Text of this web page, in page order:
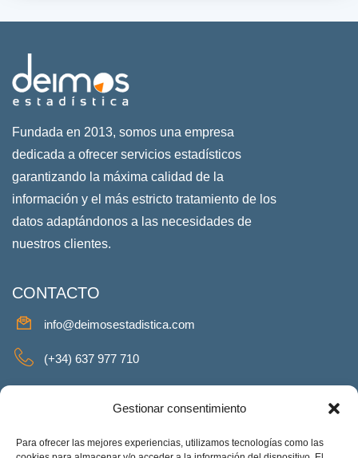
Gestionar consentimiento
Para ofrecer las mejores experiencias, utilizamos tecnologías como las
Fundada en 2013, somos una empresa
dedicada a ofrecer servicios estadísticos
garantizando la máxima calidad de la
información y el más estricto tratamiento de los
datos adaptándonos a las necesidades de
nuestros clientes.
CONTACTO
info@deimosestadistica.com
(+34) 637 977 710